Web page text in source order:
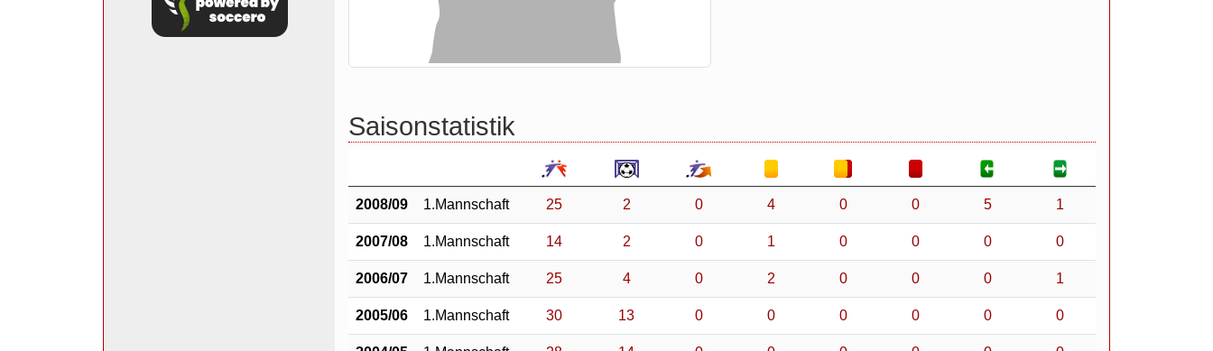
Saisonstatistik
2008/09 1.Mannschaft 25 2 0 4 0 0 5 1
2007/08 1.Mannschaft 14 2 0 1 0 0 0 0
2006/07 1.Mannschaft 25 4 0 2 0 0 0 1
2005/06 1.Mannschaft 30 13 0 0 0 0 0 0